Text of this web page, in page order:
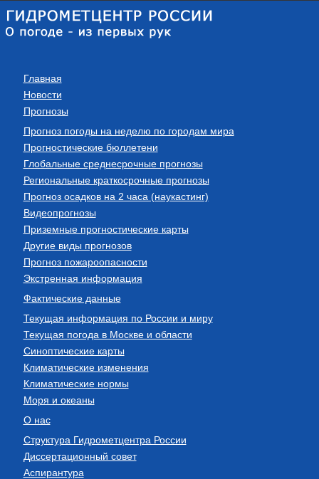
Главная
Новости
Прогнозы
Прогноз погоды на неделю по городам мира
Прогностические бюллетени
Глобальные среднесрочные прогнозы
Региональные краткосрочные прогнозы
Прогноз осадков на 2 часа (наукастинг)
Видеопрогнозы
Приземные прогностические карты
Другие виды прогнозов
Прогноз пожароопасности
Экстренная информация
Фактические данные
Текущая информация по России и миру
Текущая погода в Москве и области
Синоптические карты
Климатические изменения
Климатические нормы
Моря и океаны
О нас
Структура Гидрометцентра России
Диссертационный совет
Аспирантура